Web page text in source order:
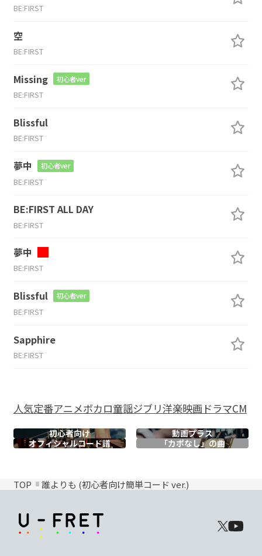
BE:FIRST
空
BE:FIRST
Missing 初心者ver
BE:FIRST
Blissful
BE:FIRST
夢中 初心者ver
BE:FIRST
BE:FIRST ALL DAY
BE:FIRST
夢中
BE:FIRST
Blissful 初心者ver
BE:FIRST
Sapphire
BE:FIRST
人気定番アニメボカロ童謡ジブリ洋楽映画ドラマCM
初心者向け
動画プラス
オフィシャルコード譜 「カポなし」の曲
TOP 誰よりも (初心者向け簡単コード ver.)